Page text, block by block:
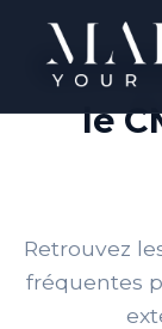
le
Retrouvez
fréquentes